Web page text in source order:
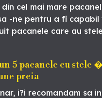
cel mai mare
-ne pentru a fi capabil
pacanele care au
5 pacanele cu stele
preia
i?i recomandam sa